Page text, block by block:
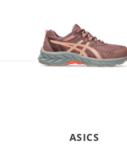
ASICS